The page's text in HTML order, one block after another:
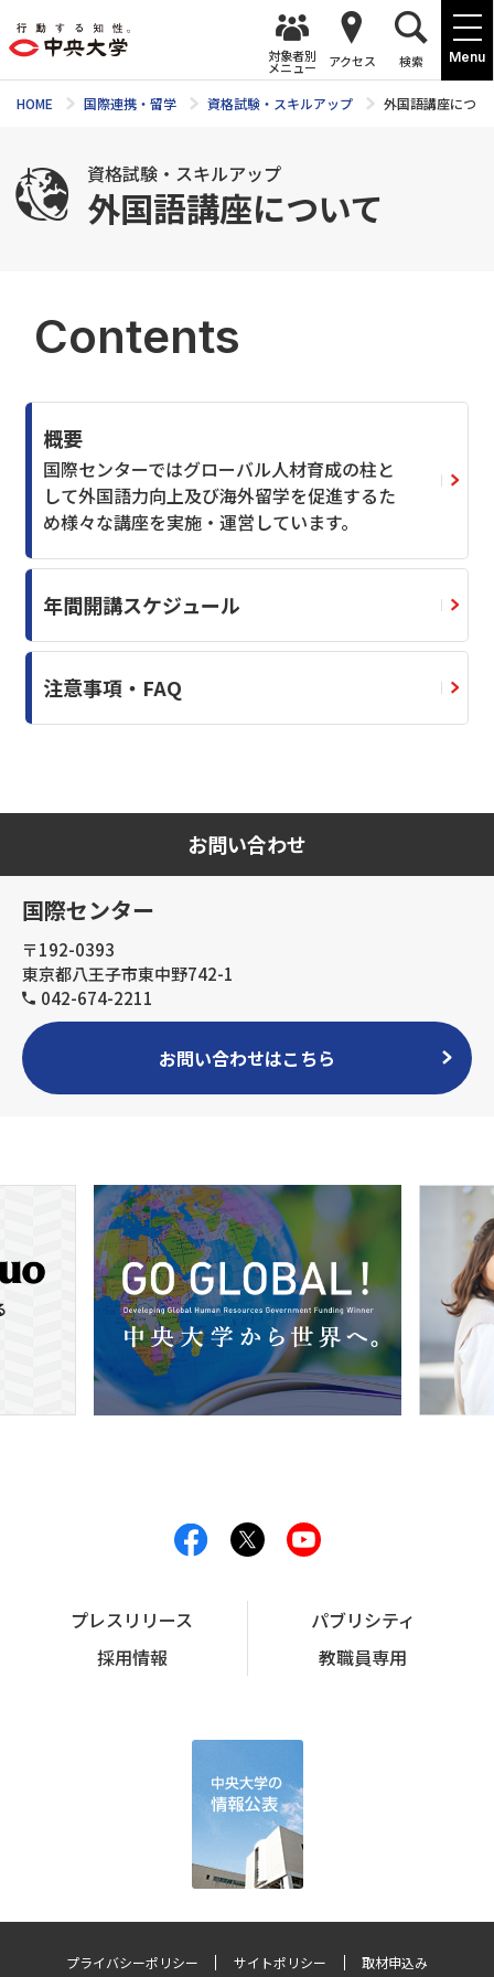
Menu
対象者別
メニュー アクセス 検索
HOME 国際連携・留学 資格試験・スキルアップ 外国語講座につい
資格試験・スキルアップ
外国語講座について
Contents
概要
国際センターではグローバル人材育成の柱と
して外国語力向上及び海外留学を促進するた
め様々な講座を実施・運営しています。
年間開講スケジュール
注意事項・FAQ
お問い合わせ
国際センター
〒192-0393
東京都八王子市東中野742-1
042-674-2211
お問い合わせはこちら
プレスリリース
パブリシティ
採用情報
教職員専用
プライバシーポリシー サイトポリシー 取材申込み